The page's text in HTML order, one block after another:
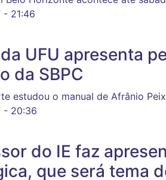
- 21:46
UFU apresenta
da SBPC
estudou o manual de Afrânio
- 20:36
do IE faz
que será tema